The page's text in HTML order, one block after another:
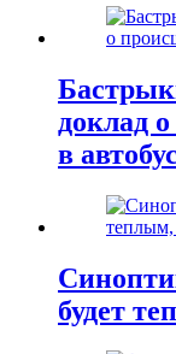
доклад
в
будет